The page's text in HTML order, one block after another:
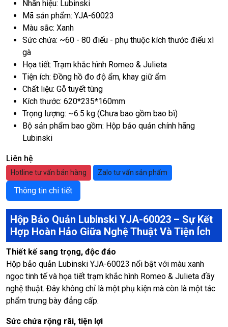
Nhãn hiệu: Lubinski
Mã sản phẩm: YJA-60023
Màu sắc: Xanh
Sức chứa: ~60 - 80 điếu - phụ thuộc kích thước điếu xì
gà
Họa tiết: Trạm khắc hình Romeo & Julieta
Tiện ích: Đồng hồ đo độ ẩm, khay giữ ẩm
Chất liệu: Gỗ tuyết tùng
Kích thước: 620*235*160mm
Trọng lượng: ~6.5 kg (Chưa bao gồm bao bì)
Bộ sản phẩm bao gồm: Hộp bảo quản chính hãng
Lubinski
Liên hệ
Hotline tư vấn bán hàng Zalo tư vấn sản phẩm
Thông tin chi tiết
Hộp Bảo Quản Lubinski YJA-60023 – Sự Kết
Hợp Hoàn Hảo Giữa Nghệ Thuật Và Tiện Ích
Thiết kế sang trọng, độc đáo
Hộp bảo quản Lubinski YJA-60023 nổi bật với màu xanh
ngọc tinh tế và họa tiết trạm khắc hình Romeo & Julieta đầy
nghệ thuật. Đây không chỉ là một phụ kiện mà còn là một tác
phẩm trưng bày đẳng cấp.
Sức chứa rộng rãi, tiện lợi